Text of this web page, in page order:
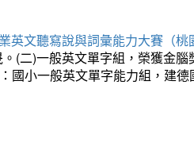
文聽寫說與詞彙能力大賽（
(二)一般英文單字組，榮獲金
小一般英文單字能力組，建德